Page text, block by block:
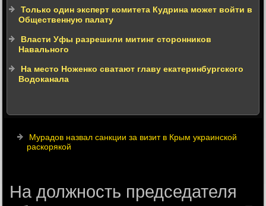
Только один эксперт комитета Кудрина может войти в
Общественную палату
Власти Уфы разрешили митинг сторонников
Навального
На место Ноженко сватают главу екатеринбургского
Водоканала
Мурадов назвал санкции за визит в Крым украинской
раскорякой
На должность председателя